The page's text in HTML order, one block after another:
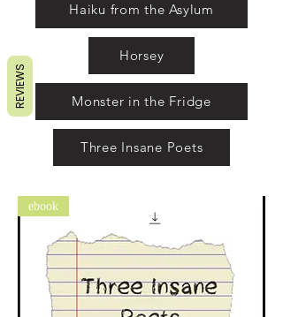
Haiku from the Asylum
Horsey
Monster in the Fridge
Three Insane Poets
ebook
REVIEWS